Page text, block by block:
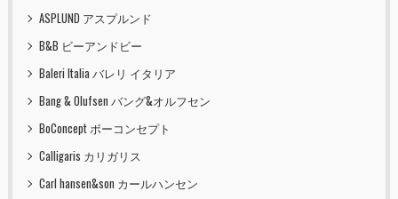
ASPLUND アスプルンド
B&B ビーアンドビー
Baleri Italia バレリ イタリア
Bang & Olufsen バング&オルフセン
BoConcept ボーコンセプト
Calligaris カリガリス
Carl hansen&son カールハンセン